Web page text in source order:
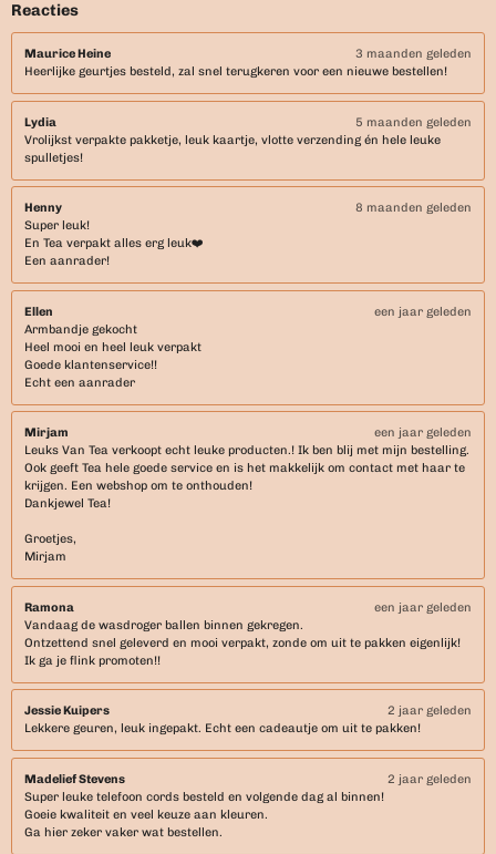
e
o
o
k
t
g
r
a
t
A
p
p
Reacties
Maurice Heine
3 maanden geleden
Heerlijke geurtjes besteld, zal snel terugkeren voor een nieuwe bestellen!
Lydia
5 maanden geleden
Vrolijkst verpakte pakketje, leuk kaartje, vlotte verzending én hele leuke
spulletjes!
Henny
8 maanden geleden
Super leuk!
En Tea verpakt alles erg leuk❤️
Een aanrader!
Ellen
een jaar geleden
Armbandje gekocht
Heel mooi en heel leuk verpakt
Goede klantenservice!!
Echt een aanrader
Mirjam
een jaar geleden
Leuks Van Tea verkoopt echt leuke producten.! Ik ben blij met mijn bestelling.
Ook geeft Tea hele goede service en is het makkelijk om contact met haar te
krijgen. Een webshop om te onthouden!
Dankjewel Tea!
Groetjes,
Mirjam
Ramona
een jaar geleden
Vandaag de wasdroger ballen binnen gekregen.
Ontzettend snel geleverd en mooi verpakt, zonde om uit te pakken eigenlijk!
Ik ga je flink promoten!!
Jessie Kuipers
2 jaar geleden
Lekkere geuren, leuk ingepakt. Echt een cadeautje om uit te pakken!
Madelief Stevens
2 jaar geleden
Super leuke telefoon cords besteld en volgende dag al binnen!
Goeie kwaliteit en veel keuze aan kleuren.
Ga hier zeker vaker wat bestellen.